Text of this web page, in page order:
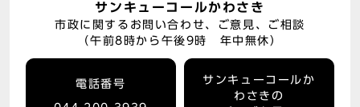
サンキューコールかわさき
市政に関するお問い合わせ、ご意見、ご相談
（午前8時から午後9時 年中無休）
電話番号
サンキューコールか
わさきの